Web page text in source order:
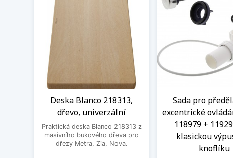
Deska Blanco 218313,
dřevo, univerzální
Praktická deska Blanco 218313 z
masivního bukového dřeva pro
dřezy Metra, Zia, Nova.
Sada pro
excentrické
118979 +
klasickou
knoflíku